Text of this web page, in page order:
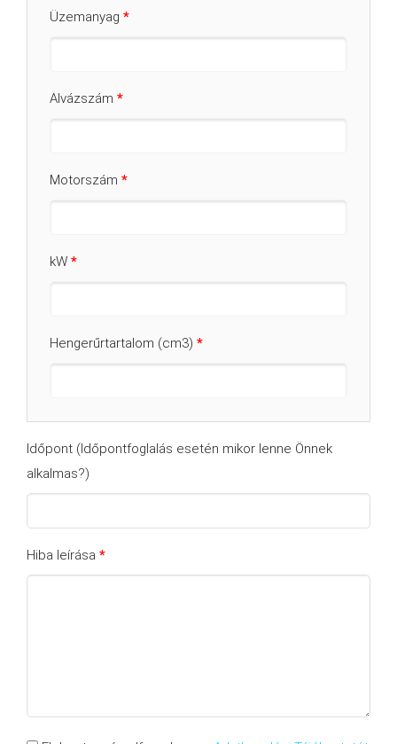
Üzemanyag *
Alvázszám *
Motorszám *
kW *
Hengerűrtartalom (cm3) *
Időpont (Időpontfoglalás esetén mikor lenne Önnek
alkalmas?)
Hiba leírása *